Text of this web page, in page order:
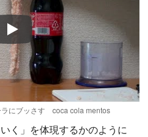
Play
ラにブッさす coca cola mentos
く」を体現するかのように